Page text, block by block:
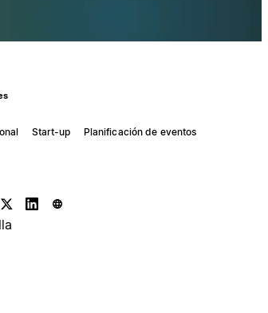
Start-up Planificación de eventos